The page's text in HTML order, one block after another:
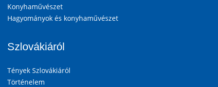
Konyhaművészet
Hagyományok és konyhaművészet
Szlovákiáról
Tények Szlovákiáról
Történelem